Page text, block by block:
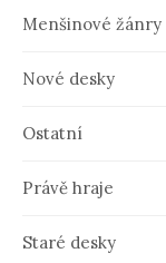
Menšinové žánry
Nové desky
Ostatní
Právě hraje
Staré desky